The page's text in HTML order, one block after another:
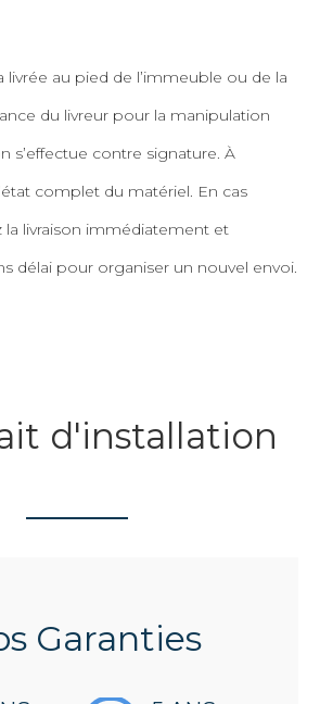
livrée au pied de l’immeuble ou de la
du livreur pour la manipulation
s’effectue contre signature. À
complet du matériel. En cas
la livraison immédiatement et
délai pour organiser un nouvel envoi.
d'installation
Garanties